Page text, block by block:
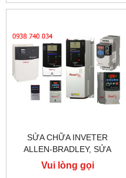
SỬA CHỮA INVETER
ALLEN-BRADLEY, SỬA
CHỮA ALLEN-BRADLEY
POWER FLEX 755
Vui lòng gọi